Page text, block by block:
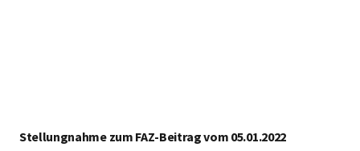
Stellungnahme zum FAZ-Beitrag vom 05.01.2022